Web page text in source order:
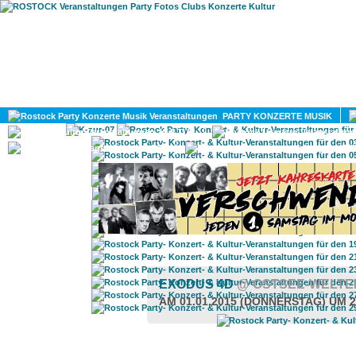
PARTY KONZERTE MUSIK
KULTUR
GAY
EXODUS 4D@ OSTSEE-
AM 01.01.2015 (DONNERSTAG) UM